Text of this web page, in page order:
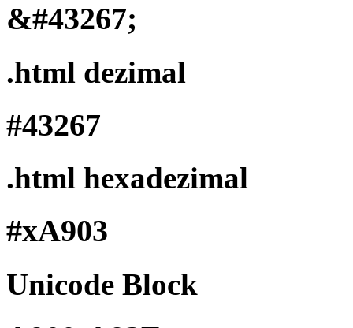
&#43267;
.html dezimal
#43267
.html hexadezimal
#xA903
Unicode Block